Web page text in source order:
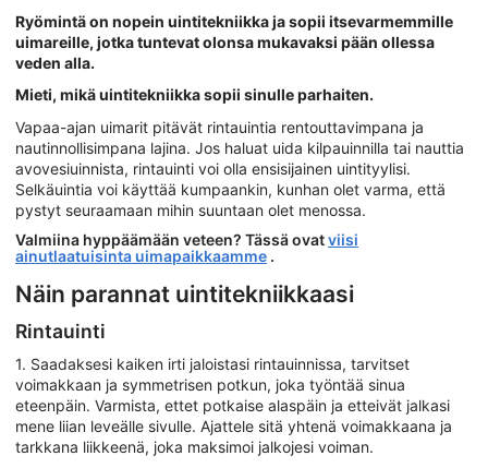
Ryömintä on nopein uintitekniikka ja sopii itsevarmemmille
uimareille, jotka tuntevat olonsa mukavaksi pään ollessa
veden alla.
Mieti, mikä uintitekniikka sopii sinulle parhaiten.
Vapaa-ajan uimarit pitävät rintauintia rentouttavimpana ja
nautinnollisimpana lajina. Jos haluat uida kilpauinnilla tai nauttia
avovesiuinnista, rintauinti voi olla ensisijainen uintityylisi.
Selkäuintia voi käyttää kumpaankin, kunhan olet varma, että
pystyt seuraamaan mihin suuntaan olet menossa.
Valmiina hyppäämään veteen? Tässä ovatviisi
ainutlaatuisinta uimapaikkaamme .
Näin parannat uintitekniikkaasi
Rintauinti
1. Saadaksesi kaiken irti jaloistasi rintauinnissa, tarvitset
voimakkaan ja symmetrisen potkun, joka työntää sinua
eteenpäin. Varmista, ettet potkaise alaspäin ja etteivät jalkasi
mene liian leveälle sivulle. Ajattele sitä yhtenä voimakkaana ja
tarkkana liikkeenä, joka maksimoi jalkojesi voiman.